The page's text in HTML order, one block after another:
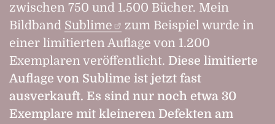
zwischen 750 und 1.500 Bücher. Mein
Bildband Sublime
zum Beispiel wurde in
einer limitierten Auflage von 1.200
Exemplaren veröffentlicht. Diese limitierte
Auflage von Sublime ist jetzt fast
ausverkauft. Es sind nur noch etwa 30
Exemplare mit kleineren Defekten am